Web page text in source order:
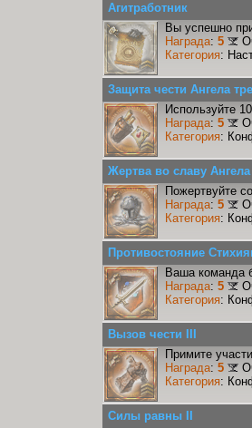
Агитработник
Вы успешно
Награда: 5
Категория:
Защита чести Ангела
Используйте
Награда: 5
Категория:
Жертва во славу
Пожертвуйте
Награда: 5
Категория:
Противостояние
Ваша команда
Награда: 5
Категория:
Вызов чести III
Примите
Награда: 5
Категория:
Силы равны II